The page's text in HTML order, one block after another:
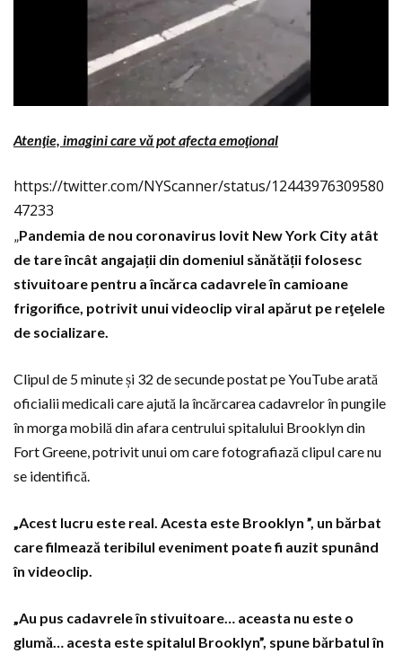
Atenţie, imagini care vă pot afecta emoţional
https://twitter.com/NYScanner/status/12443976309580
47233
„Pandemia de nou coronavirus lovit New York City atât
de tare încât angajații din domeniul sănătății folosesc
stivuitoare pentru a încărca cadavrele în camioane
frigorifice, potrivit unui videoclip viral apărut pe reţelele
de socializare.
Clipul de 5 minute și 32 de secunde postat pe YouTube arată
oficialii medicali care ajută la încărcarea cadavrelor în pungile
în morga mobilă din afara centrului spitalului Brooklyn din
Fort Greene, potrivit unui om care fotografiază clipul care nu
se identifică.
„Acest lucru este real. Acesta este Brooklyn ”, un bărbat
care filmează teribilul eveniment poate fi auzit spunând
în videoclip.
„Au pus cadavrele în stivuitoare… aceasta nu este o
glumă… acesta este spitalul Brooklyn”, spune bărbatul în